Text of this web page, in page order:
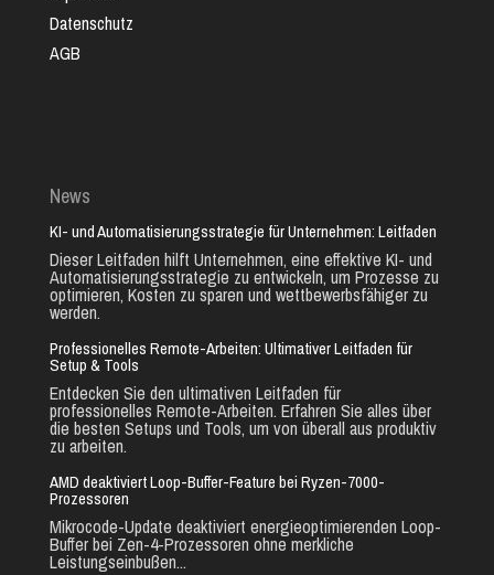
Datenschutz
AGB
News
KI- und Automatisierungsstrategie für Unternehmen: Leitfaden
Dieser Leitfaden hilft Unternehmen, eine effektive KI- und
Automatisierungsstrategie zu entwickeln, um Prozesse zu
optimieren, Kosten zu sparen und wettbewerbsfähiger zu
werden.
Professionelles Remote-Arbeiten: Ultimativer Leitfaden für
Setup & Tools
Entdecken Sie den ultimativen Leitfaden für
professionelles Remote-Arbeiten. Erfahren Sie alles über
die besten Setups und Tools, um von überall aus produktiv
zu arbeiten.
AMD deaktiviert Loop-Buffer-Feature bei Ryzen-7000-
Prozessoren
Mikrocode-Update deaktiviert energieoptimierenden Loop-
Buffer bei Zen-4-Prozessoren ohne merkliche
Leistungseinbußen...